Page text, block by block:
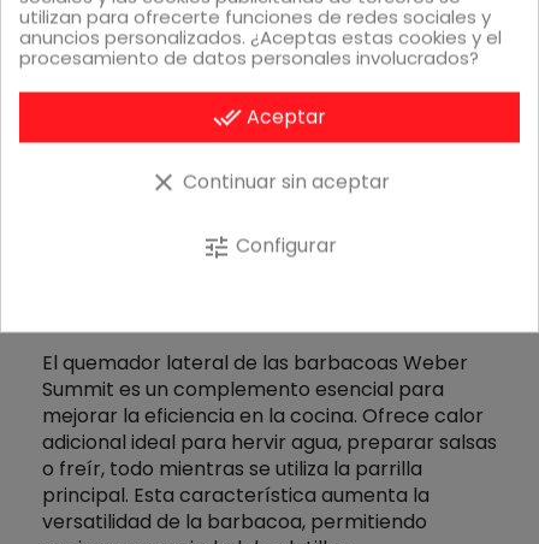
El quemador lateral de las barbacoas Weber
Summit es un complemento esencial para
mejorar la eficiencia en la cocina. Ofrece calor
adicional ideal para hervir agua, preparar salsas
o freír, todo mientras se utiliza la parrilla
principal. Esta característica aumenta la
versatilidad de la barbacoa, permitiendo
utilizan para ofrecerte funciones de redes sociales y
anuncios personalizados. ¿Aceptas estas cookies y el
procesamiento de datos personales involucrados?
done_allAceptar
clear Continuar sin aceptar
tune Configurar